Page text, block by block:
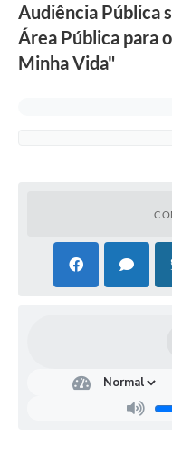
Ouvidoria
Conselhos
Plano Diretor de Tecnologia
Audiências Públicas
Coleta de exames
Audiência Pública
Área Pública para
Minha Vida"